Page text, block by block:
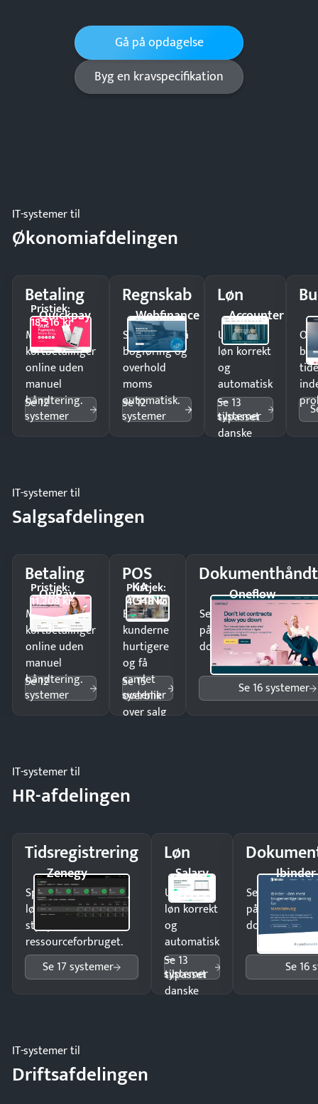
Gå på opdagelse
Byg en kravspecifikation
IT-systemer til
Økonomiafdelingen
Betaling
Quickpay
Pristjek:
18.516 kr
Modtag
kortbetalinger
online uden
manuel
håndtering.
Se 12
systemer
Regnskab
Webfinance
Spar timer på
bogføring og
overhold
moms
automatisk.
Se 12
systemer
Løn
Accounter
Udbetal
løn korrekt
og
automatisk
—
tilpasset
danske
Se 13
systemer
IT-systemer til
Salgsafdelingen
Betaling
OnPay
Pristjek:
11.208 kr
Modtag
kortbetalinger
online uden
manuel
håndtering.
Se 12
systemer
POS
KA-
CHING
Pristjek:
4.548 kr
Ekspedér
kunderne
hurtigere
og få
samlet
overblik
over salg
Se 15
systemer
Oneflow
Send kontrakter til
på minutter og mist
dokumenter.
Se 16 systemer
IT-systemer til
HR-afdelingen
Tidsregistrering
Zenegy
Spar tid på
lønberegning og få
styr på
ressourceforbruget.
Se 17 systemer
Løn
Salary
Udbetal
løn korrekt
og
automatisk
—
tilpasset
danske
Se 13
systemer
Ibinder
Send
på minutter
dokumenter.
Se 16
IT-systemer til
Driftsafdelingen